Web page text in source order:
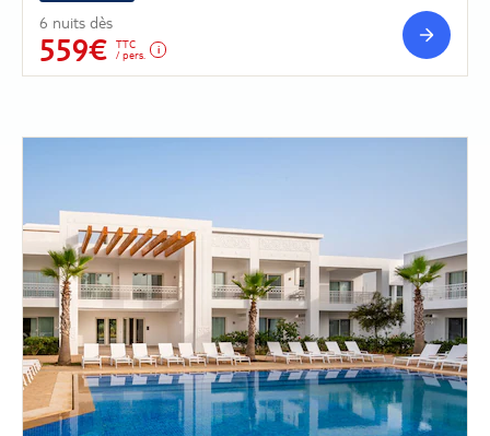
6 nuits dès
559€
TTC
/ pers.